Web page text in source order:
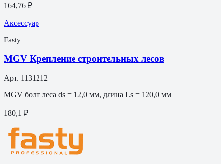
164,76 ₽
Аксессуар
Fasty
MGV Крепление строительных лесов
Арт. 1131212
MGV болт леса ds = 12,0 мм, длина Ls = 120,0 мм
180,1 ₽